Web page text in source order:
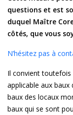
questions et est
duquel Maître
côtés, que vous
N’hésitez pas à
Il convient toutefois
applicable aux baux
baux des locaux
baux qui se sont